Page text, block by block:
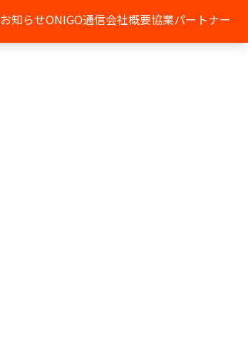
お知らせONIGO通信会社概要協業パートナー